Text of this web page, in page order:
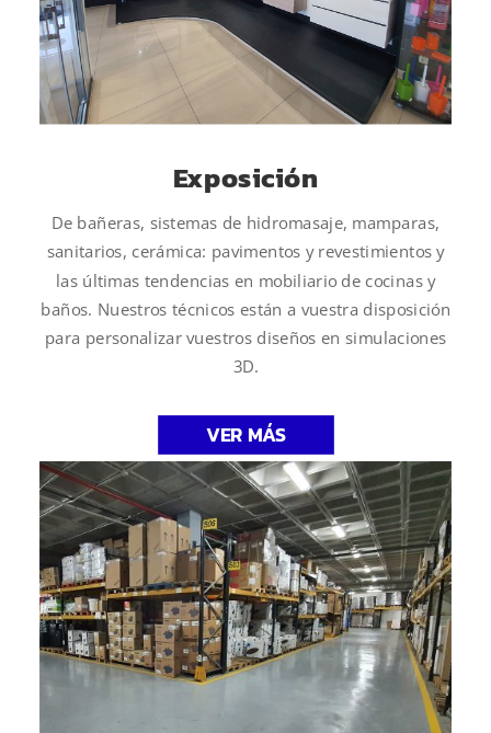
Exposición
De bañeras, sistemas de hidromasaje, mamparas,
sanitarios, cerámica: pavimentos y revestimientos y
las últimas tendencias en mobiliario de cocinas y
baños. Nuestros técnicos están a vuestra disposición
para personalizar vuestros diseños en simulaciones
3D.
VER MÁS